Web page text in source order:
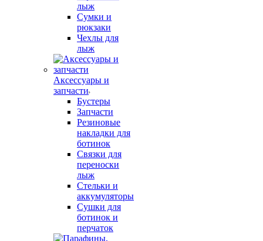
лыж
Сумки и
рюкзаки
Чехлы для
лыж
Аксессуары и
запчасти
Бустеры
Запчасти
Резиновые
накладки для
ботинок
Связки для
переноски
лыж
Стельки и
аккумуляторы
Сушки для
ботинок и
перчаток